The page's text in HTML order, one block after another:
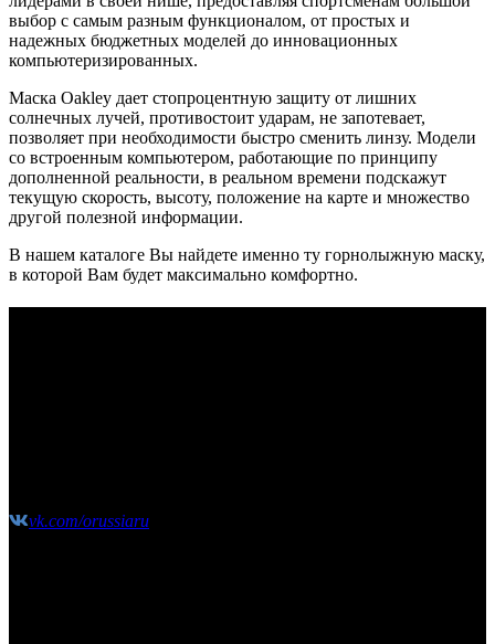
выбор с самым разным функционалом, от простых и
надежных бюджетных моделей до инновационных
компьютеризированных.
Маска Oakley дает стопроцентную защиту от лишних
солнечных лучей, противостоит ударам, не запотевает,
позволяет при необходимости быстро сменить линзу. Модели
со встроенным компьютером, работающие по принципу
дополненной реальности, в реальном времени подскажут
текущую скорость, высоту, положение на карте и множество
другой полезной информации.
В нашем каталоге Вы найдете именно ту горнолыжную маску,
в которой Вам будет максимально комфортно.
vk.com/orussiaru